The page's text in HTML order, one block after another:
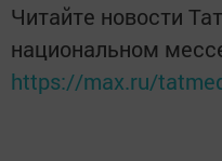
Читайте новости
национальном
https://max.ru/